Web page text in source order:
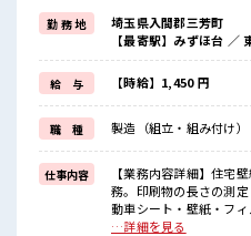
週末は家族や友人と一緒にプライ
≪動きやすい制服アリ≫
制服があるので、
毎日の服装の悩み解消♪
≪未経験でも活躍できる≫
新しいことにチャレンジするのは
しっかり働く環境が整っています！
イチからスキルUP・ステップUP
≪自分に合った期間で働ける≫
福利厚生が整った派遣のお仕事で
■職場の雰囲気
休憩室でホッと一息リフレッシュ！
勤 務 地
埼玉県入間郡三芳町
【最寄駅】みずほ台 ／
給 与 【時給】1,450 円
職 種 製造（組立・組み付け）
仕事内容
【業務内容詳細】住宅
務。印刷物の長さの測
動車シート・壁紙・フィルム印刷 ■お仕事
料に残業代を上乗せ≫
…詳細を見る